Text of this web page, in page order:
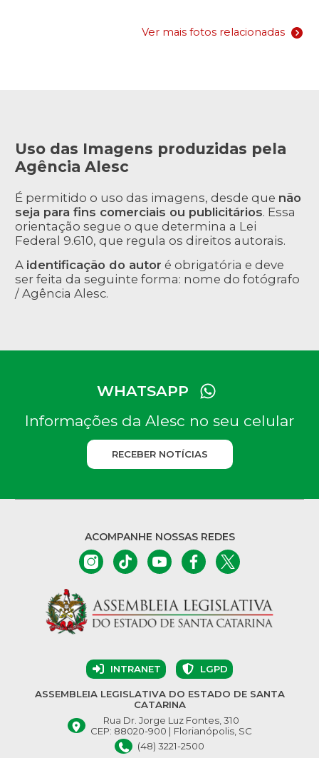
Ver mais fotos relacionadas
Uso das Imagens produzidas pela
Agência Alesc
É permitido o uso das imagens, desde que não
seja para fins comerciais ou publicitários. Essa
orientação segue o que determina a Lei
Federal 9.610, que regula os direitos autorais.
A identificação do autor é obrigatória e deve
ser feita da seguinte forma: nome do fotógrafo
/ Agência Alesc.
WHATSAPP
Informações da Alesc no seu celular
RECEBER NOTÍCIAS
ACOMPANHE NOSSAS REDES
INTRANET LGPD
ASSEMBLEIA LEGISLATIVA DO ESTADO DE SANTA
CATARINA
Rua Dr. Jorge Luz Fontes, 310
CEP: 88020-900 | Florianópolis, SC
(48) 3221-2500